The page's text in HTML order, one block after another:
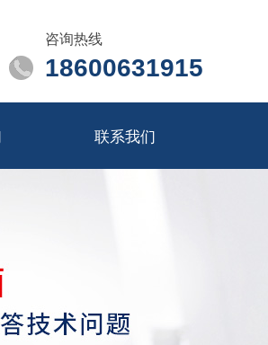
咨询热线
18600631915
联系我们